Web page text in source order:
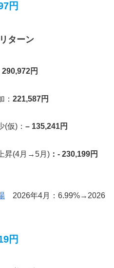
円
ターン
290,972円
： 221,587円
(仮)： – 135,241円
昇(4月→5月) ：- 230,199円
2026年4月：6.99%→2026
円